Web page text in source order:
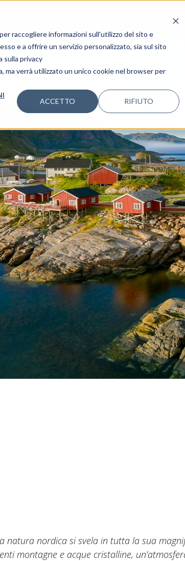
raccogliere informazioni sull'utilizzo del sito e
e a offrire un servizio personalizzato, sia sul sito
sulla privacy
verrà utilizzato un unico cookie nel browser per
ACCETTO RIFIUTO
Viaggi Mondo Ovet Le tue
natura nordica si svela in tutta la sua
montagne e acque cristalline,